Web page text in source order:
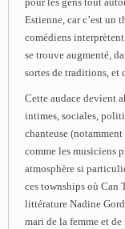
pour les gens tout
Estienne, car c’est un
comédiens
se trouve augmenté,
sortes de traditions, et
Cette audace devient
intimes, sociales,
chanteuse
comme les musiciens
atmosphère si
ces townships où Can
littérature Nadine
mari de la femme et